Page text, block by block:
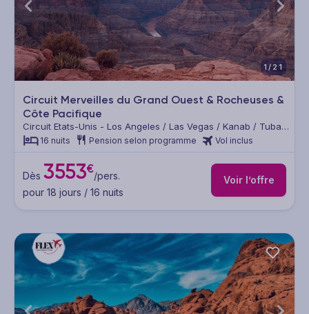
1/21
Circuit Merveilles du Grand Ouest & Rocheuses &
Côte Pacifique
Circuit Etats-Unis - Los Angeles / Las Vegas / Kanab / Tuba
City / Grand Junction / Cheyenne / Deadwood / Idaho Falls /
Lake Tahoe / San Francisco / Lompoc
16 nuits Pension selon programme Vol inclus
Dès 3553€/pers.
pour 18 jours / 16 nuits
Voir l’offre